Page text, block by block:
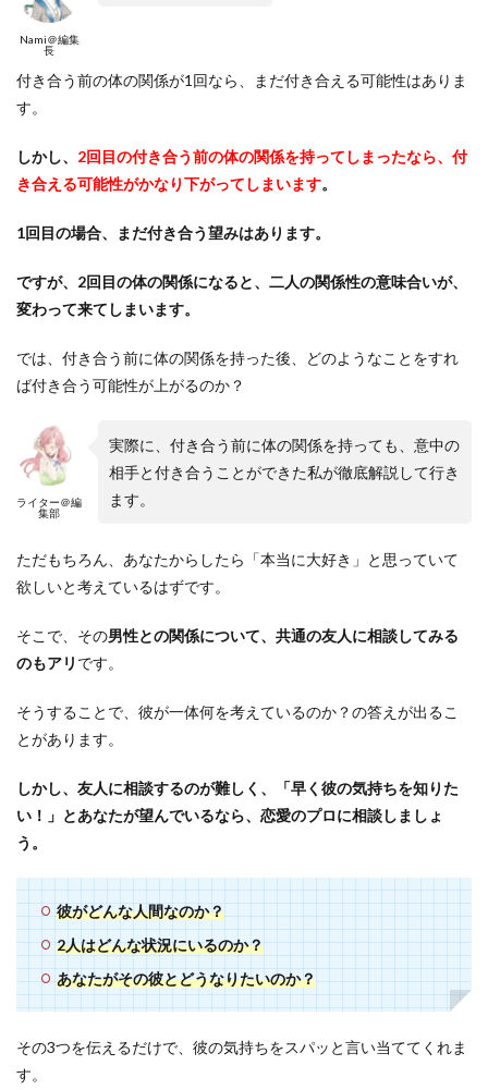
Nami＠編集
長
付き合う前の体の関係が1回なら、まだ付き合える可能性はありま
す。
しかし、 2回目の付き合う前の体の関係を持ってしまったなら、付
き合える可能性がかなり下がってしまいます。
1回目の場合、まだ付き合う望みはあります。
ですが、2回目の体の関係になると、二人の関係性の意味合いが、
変わって来てしまいます。
では、付き合う前に体の関係を持った後、どのようなことをすれ
ば付き合う可能性が上がるのか？
ライター＠編
集部
実際に、付き合う前に体の関係を持っても、意中の
相手と付き合うことができた私が徹底解説して行き
ます。
ただもちろん、あなたからしたら「本当に大好き」と思っていて
欲しいと考えているはずです。
そこで、その男性との関係について、共通の友人に相談してみる
のもアリ です。
そうすることで、彼が一体何を考えているのか？の答えが出るこ
とがあります。
しかし、友人に相談するのが難しく、「早く彼の気持ちを知りた
い！」とあなたが望んでいるなら、恋愛のプロに相談しましょ
う。
彼がどんな人間なのか？
2人はどんな状況にいるのか？
あなたがその彼とどうなりたいのか？
その3つを伝えるだけで、彼の気持ちをスパッと言い当ててくれま
す。